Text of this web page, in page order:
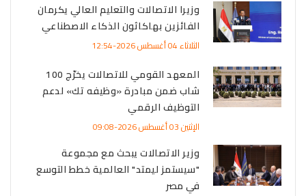
وزيرا الاتصالات والتعليم العالي يكرمان
الفائزين بهاكاثون الذكاء الاصطناعي
الثلاثاء 04 أغسطس 2026-12:54
المعهد القومي للاتصالات يخرّج 100
شاب ضمن مبادرة «وظيفه تك» لدعم
التوظيف الرقمي
الإثنين 03 أغسطس 2026-09:08
وزير الاتصالات يبحث مع مجموعة
"سيستمز ليمتد" العالمية خطط التوسع
في مصر